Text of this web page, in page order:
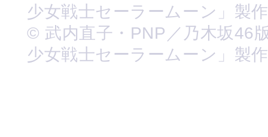
少女戦士セーラームーン」製
© 武内直子・PNP／乃木坂46
少女戦士セーラームーン」製